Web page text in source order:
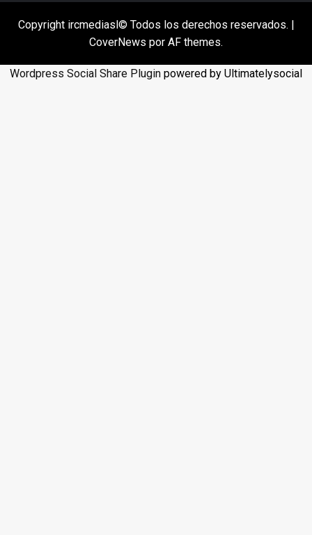
Copyright ircmediasl© Todos los derechos reservados. |
CoverNews por AF themes.
Wordpress Social Share Plugin powered by Ultimatelysocial